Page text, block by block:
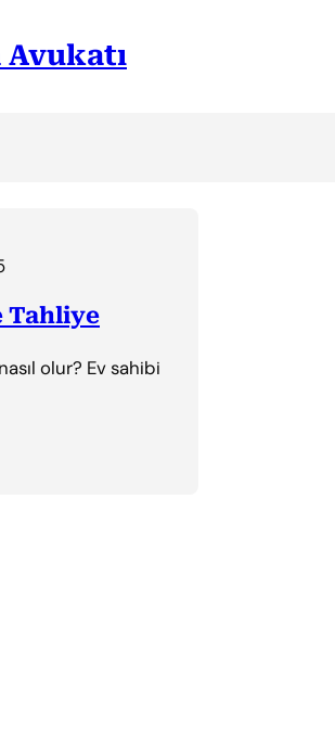
Tahliye
olur? Ev sahibi